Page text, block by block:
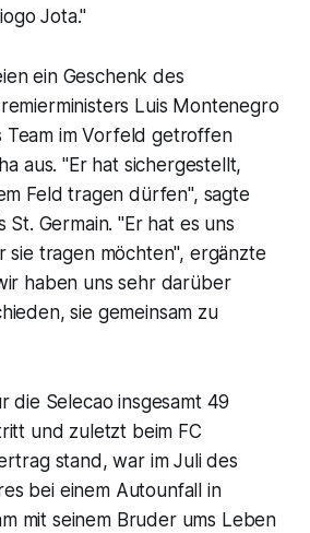
Jota."
ein Geschenk des
Luis Montenegro
Team im Vorfeld getroffen
aus. "Er hat sichergestellt,
Feld tragen dürfen", sagte
St. Germain. "Er hat es uns
sie tragen möchten", ergänzte
haben uns sehr darüber
sie gemeinsam zu
die Selecao insgesamt 49
und zuletzt beim FC
stand, war im Juli des
bei einem Autounfall in
mit seinem Bruder ums Leben